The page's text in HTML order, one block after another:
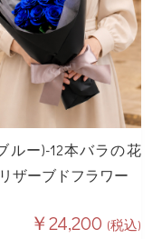
ルー)-12本バラの花
ザーブドフラワー
￥24,200 (税込)